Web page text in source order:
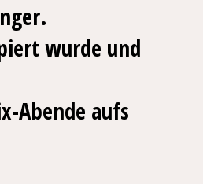
wurde und
Abende aufs